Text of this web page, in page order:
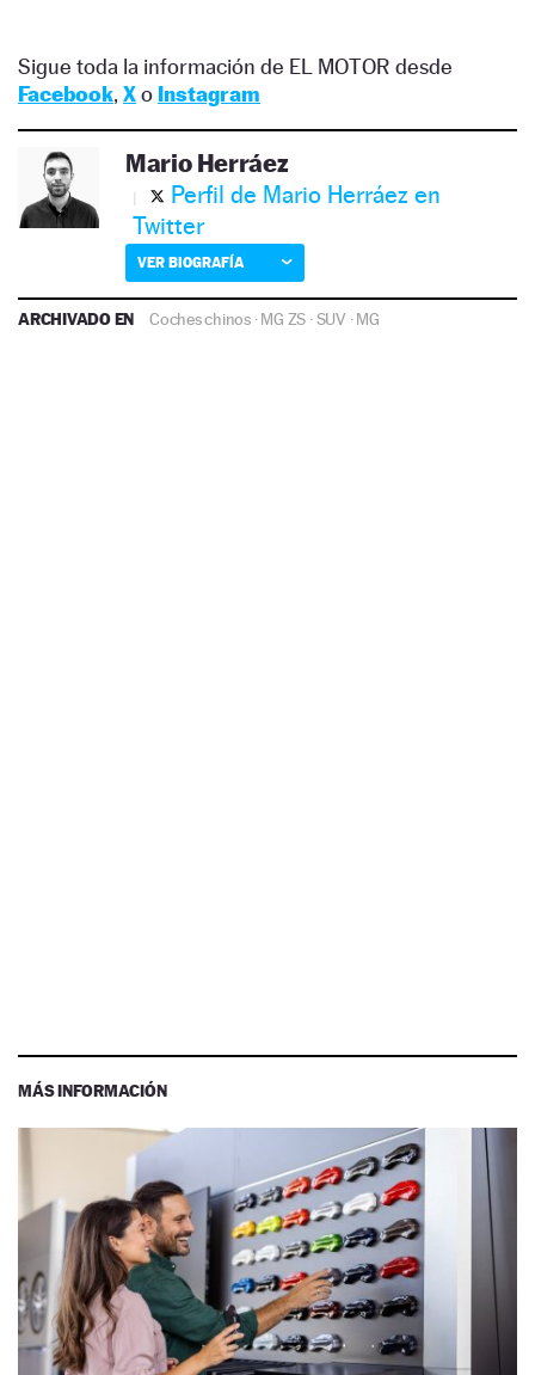
Sigue toda la información de EL MOTOR desde
Facebook, Xo Instagram
Mario Herráez
Perfil de Mario Herráez en
Twitter
VER BIOGRAFÍA
ARCHIVADO EN Coches chinos ·MG ZS ·SUV ·MG
MÁS INFORMACIÓN